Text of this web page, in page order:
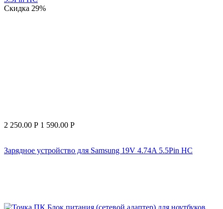
Скидка 29%
2 250.00 Р 1 590.00 Р
Зарядное устройство для Samsung 19V 4.74A 5.5Pin HC